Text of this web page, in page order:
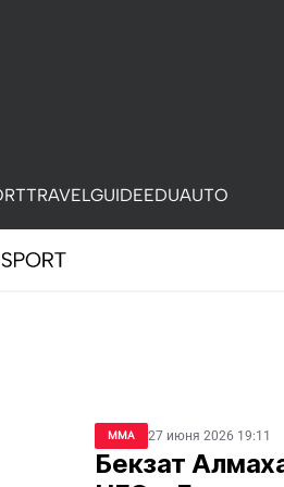
TRAVELGUIDEEDUAUTO
ММА 27 июня 2026 19:11
Бекзат